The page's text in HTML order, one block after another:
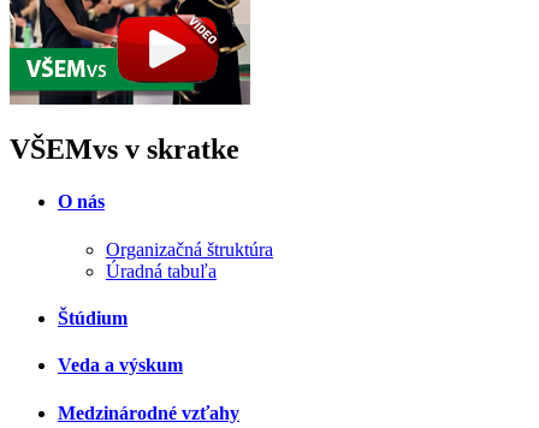
VŠEMvs v skratke
O nás
Organizačná štruktúra
Úradná tabuľa
Štúdium
Veda a výskum
Medzinárodné vzťahy